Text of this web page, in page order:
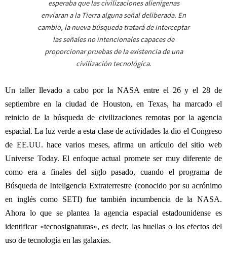
esperaba que las civilizaciones alienígenas
enviaran a la Tierra alguna señal deliberada. En
cambio, la nueva búsqueda tratará de interceptar
las señales no intencionales capaces de
proporcionar pruebas de la existencia de una
civilización tecnológica.
Un taller llevado a cabo por la NASA entre el 26 y el 28 de
septiembre en la ciudad de Houston, en Texas, ha marcado el
reinicio de la búsqueda de civilizaciones remotas por la agencia
espacial. La luz verde a esta clase de actividades la dio el Congreso
de EE.UU. hace varios meses, afirma un artículo del sitio web
Universe Today. El enfoque actual promete ser muy diferente de
como era a finales del siglo pasado, cuando el programa de
Búsqueda de Inteligencia Extraterrestre (conocido por su acrónimo
en inglés como SETI) fue también incumbencia de la NASA.
Ahora lo que se plantea la agencia espacial estadounidense es
identificar «tecnosignaturas», es decir, las huellas o los efectos del
uso de tecnología en las galaxias.